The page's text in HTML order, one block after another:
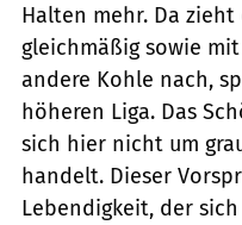
Halten mehr. Da
gleichmäßig sowie
andere Kohle nach,
höheren Liga. Das
sich hier nicht um
handelt. Dieser
Lebendigkeit, der